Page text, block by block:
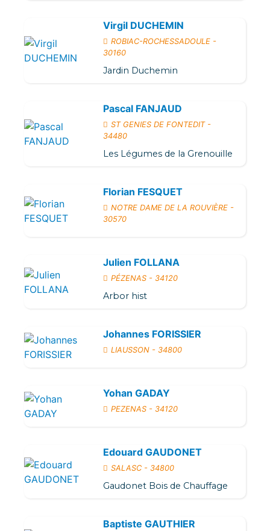
Virgil DUCHEMIN
ROBIAC-ROCHESSADOULE -
30160
Jardin Duchemin
Pascal FANJAUD
ST GENIES DE FONTEDIT -
34480
Les Légumes de la Grenouille
Florian FESQUET
NOTRE DAME DE LA ROUVIÈRE -
30570
Julien FOLLANA
PÉZENAS - 34120
Arbor hist
Johannes FORISSIER
LIAUSSON - 34800
Yohan GADAY
PEZENAS - 34120
Edouard GAUDONET
SALASC - 34800
Gaudonet Bois de Chauffage
Baptiste GAUTHIER